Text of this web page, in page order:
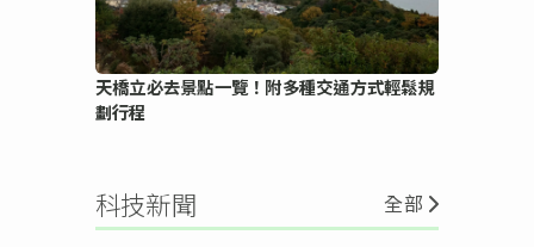
天橋立必去景點一覽！附多種交通方式輕鬆規
劃行程
科技新聞 全部